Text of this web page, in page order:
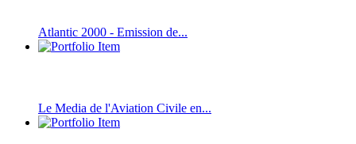
Atlantic 2000 - Emission de...
Le Media de l'Aviation Civile en...